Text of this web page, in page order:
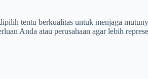
tentu berkualitas untuk menjaga
Anda atau perusahaan agar lebih